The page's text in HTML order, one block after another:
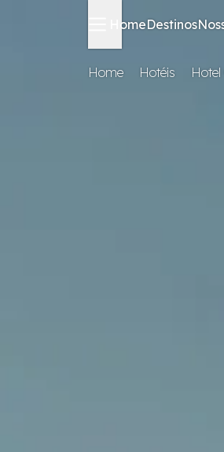
HomeDestinos
Home Hotéis